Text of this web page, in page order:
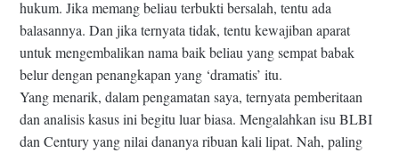
hukum. Jika memang beliau terbukti bersalah, tentu ada
balasannya. Dan jika ternyata tidak, tentu kewajiban aparat
untuk mengembalikan nama baik beliau yang sempat babak
belur dengan penangkapan yang ‘dramatis’ itu.
Yang menarik, dalam pengamatan saya, ternyata pemberitaan
dan analisis kasus ini begitu luar biasa. Mengalahkan isu BLBI
dan Century yang nilai dananya ribuan kali lipat. Nah, paling